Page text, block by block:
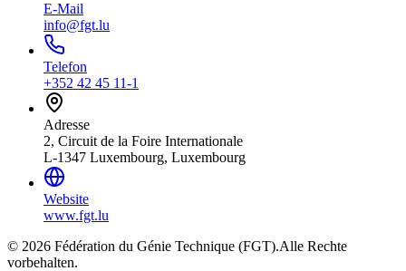
E-Mail
info@fgt.lu
Telefon
+352 42 45 11-1
Adresse
2, Circuit de la Foire Internationale
L-1347 Luxembourg, Luxembourg
Website
www.fgt.lu
© 2026 Fédération du Génie Technique (FGT).Alle Rechte
vorbehalten.